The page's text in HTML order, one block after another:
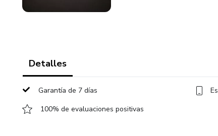
Detalles
Garantía de 7 días
100% de evaluaciones positivas